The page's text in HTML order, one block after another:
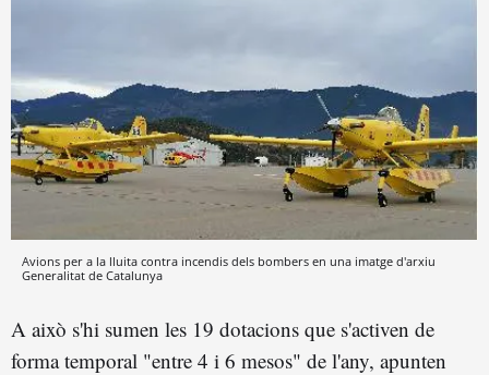
Avions per a la lluita contra incendis dels bombers en una imatge d'arxiu
Generalitat de Catalunya
A això s'hi sumen les 19 dotacions que s'activen de
forma temporal "entre 4 i 6 mesos" de l'any, apunten